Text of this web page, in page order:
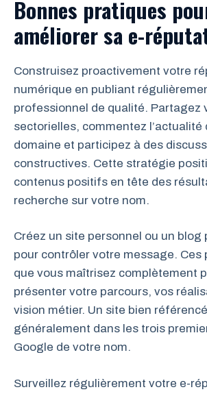
Bonnes pratiques
améliorer sa e-
Construisez proactivement votre
numérique en publiant
professionnel de qualité. Partagez
sectorielles, commentez l’actualité
domaine et participez à des
constructives. Cette stratégie
contenus positifs en tête des
recherche sur votre nom.
Créez un site personnel ou un blog
pour contrôler votre message. Ces
que vous maîtrisez complètement
présenter votre parcours, vos
vision métier. Un site bien
généralement dans les trois
Google de votre nom.
Surveillez régulièrement votre e-